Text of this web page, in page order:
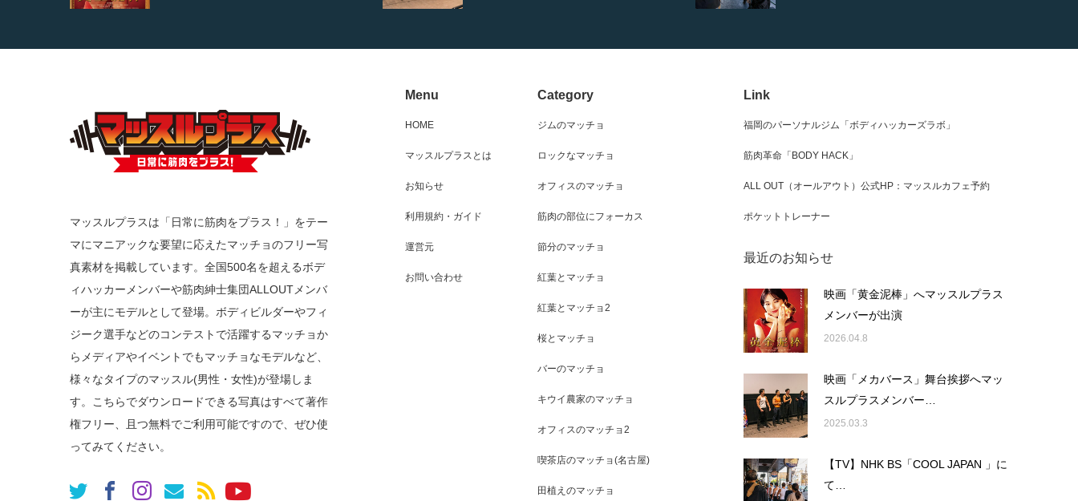
マッスルプラスは「日常に筋肉をプラス！」をテー
マにマニアックな要望に応えたマッチョのフリー写
真素材を掲載しています。全国500名を超えるボデ
ィハッカーメンバーや筋肉紳士集団ALLOUTメンバ
ーが主にモデルとして登場。ボディビルダーやフィ
ジーク選手などのコンテストで活躍するマッチョか
らメディアやイベントでもマッチョなモデルなど、
様々なタイプのマッスル(男性・女性)が登場しま
す。こちらでダウンロードできる写真はすべて著作
権フリー、且つ無料でご利用可能ですので、ぜひ使
ってみてください。
Menu
HOME
マッスルプラスとは
お知らせ
利用規約・ガイド
運営元
お問い合わせ
Category
ジムのマッチョ
ロックなマッチョ
オフィスのマッチョ
筋肉の部位にフォーカス
節分のマッチョ
紅葉とマッチョ
紅葉とマッチョ2
桜とマッチョ
バーのマッチョ
キウイ農家のマッチョ
オフィスのマッチョ2
喫茶店のマッチョ(名古屋)
田植えのマッチョ
Link
福岡のパーソナルジム「ボディハッカーズラボ」
筋肉革命「BODY HACK」
ALL OUT（オールアウト）公式HP：マッスルカフェ予約
ポケットトレーナー
最近のお知らせ
映画「黄金泥棒」へマッスルプラス
メンバーが出演
2026.04.8
映画「メカバース」舞台挨拶へマッ
スルプラスメンバー…
2025.03.3
【TV】NHK BS「COOL JAPAN 」に
て…